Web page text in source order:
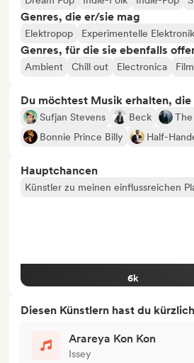
Genres, die er/sie mag
Elektropop Experimentelle Elektronik
Genres, für die sie ebenfalls
Ambient Chill out Electronica
Du möchtest Musik erhalten,
Sufjan Stevens Beck The
Bonnie Prince Billy
Half-
Hauptchancen
Künstler zu meinen einflussreichen
6k
Diesen Künstlern hast du
Arareya Kon Kon
Issey